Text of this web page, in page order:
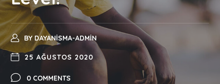
BY DAYANISMA-ADMIN
25 AĞUSTOS 2020
0 COMMENTS